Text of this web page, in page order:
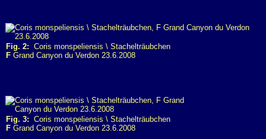
Fig. 2: Coris monspeliensis \ Stachelträubchen
F Grand Canyon du Verdon 23.6.2008
Fig. 3: Coris monspeliensis \ Stachelträubchen
F Grand Canyon du Verdon 23.6.2008